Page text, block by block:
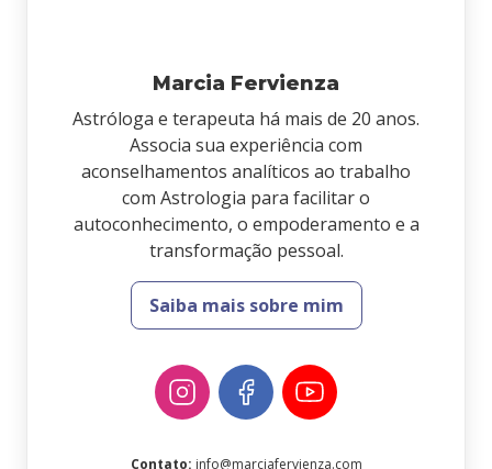
Marcia Fervienza
Astróloga e terapeuta há mais de 20 anos.
Associa sua experiência com
aconselhamentos analíticos ao trabalho
com Astrologia para facilitar o
autoconhecimento, o empoderamento e a
transformação pessoal.
Saiba mais sobre mim
Contato: info@marciafervienza.com